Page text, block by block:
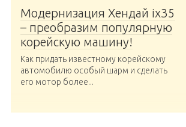
Модернизация Хендай ix35
– преобразим популярную
корейскую машину!
Как придать известному корейскому
автомобилю особый шарм и сделать
его мотор более...